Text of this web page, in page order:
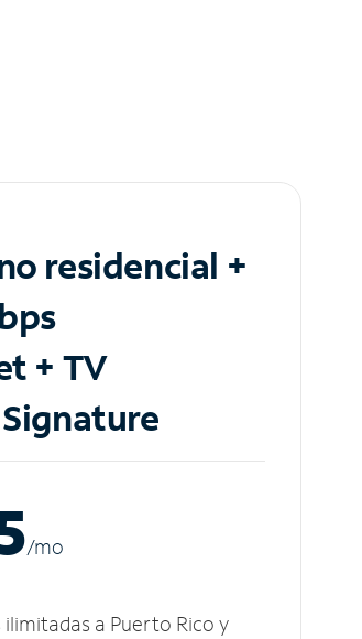
residencial +
+ TV
/mo
ilimitadas a Puerto Rico y